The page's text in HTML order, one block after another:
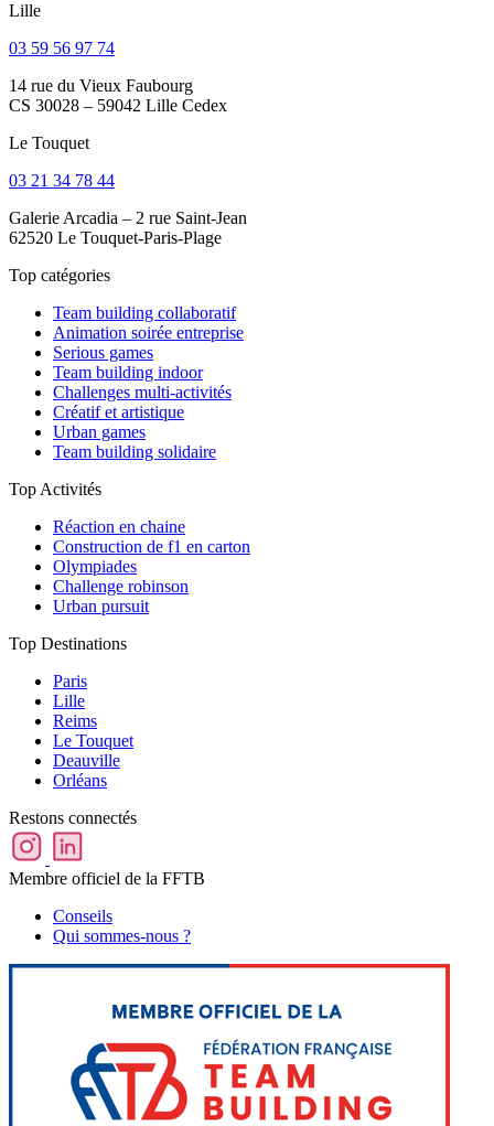
Lille
03 59 56 97 74
14 rue du Vieux Faubourg
CS 30028 – 59042 Lille Cedex
Le Touquet
03 21 34 78 44
Galerie Arcadia – 2 rue Saint-Jean
62520 Le Touquet-Paris-Plage
Top catégories
Team building collaboratif
Animation soirée entreprise
Serious games
Team building indoor
Challenges multi-activités
Créatif et artistique
Urban games
Team building solidaire
Top Activités
Réaction en chaine
Construction de f1 en carton
Olympiades
Challenge robinson
Urban pursuit
Top Destinations
Paris
Lille
Reims
Le Touquet
Deauville
Orléans
Restons connectés
Membre officiel de la FFTB
Conseils
Qui sommes-nous ?